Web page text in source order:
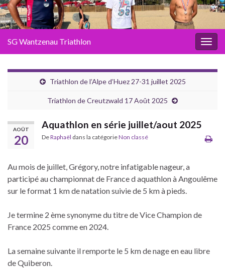
SG Wantzenau Triathlon
Triathlon de l’Alpe d’Huez 27-31 juillet 2025
Triathlon de Creutzwald 17 Août 2025
AOÛT
20
Aquathlon en série juillet/aout 2025
DeRaphaël dans la catégorieNon classé
Au mois de juillet, Grégory, notre infatigable nageur, a
participé au championnat de France d aquathlon à Angoulême
sur le format 1 km de natation suivie de 5 km à pieds.
Je termine 2 ème synonyme du titre de Vice Champion de
France 2025 comme en 2024.
La semaine suivante il remporte le 5 km de nage en eau libre
de Quiberon.